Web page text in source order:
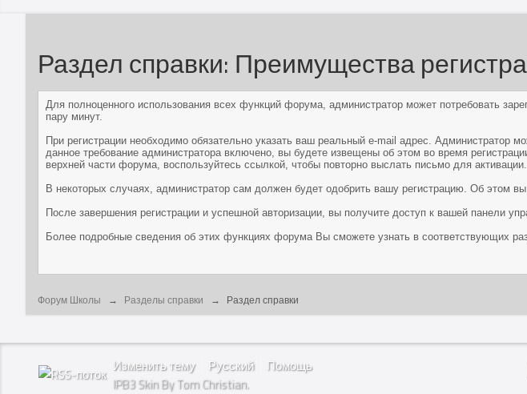
Раздел справки: Преимущества
Для полноценного использования всех функций форума, администратор может потребовать
пару минут.
При регистрации необходимо обязательно указать ваш реальный e-mail адрес. Администратор
данное требование администратора включено, вы будете извещены об этом во время
верхней части форума, воспользуйтесь ссылкой, чтобы повторно выслать письмо для активации.
В некоторых случаях, администратор сам должен будет одобрить вашу регистрацию. Об этом
После завершения регистрации и успешной авторизации, вы получите доступ к вашей панели
Более подробные сведения об этих функциях форума Вы сможете узнать в соответствующих
Форум Школы → Разделы справки → Раздел справки
Изменить тему Русский
Помощь
IPB3 Skin By Tom Christian.